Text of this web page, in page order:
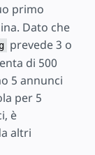
primo
Dato che
prevede 3 o
di 500
5 annunci
per 5
è
altri